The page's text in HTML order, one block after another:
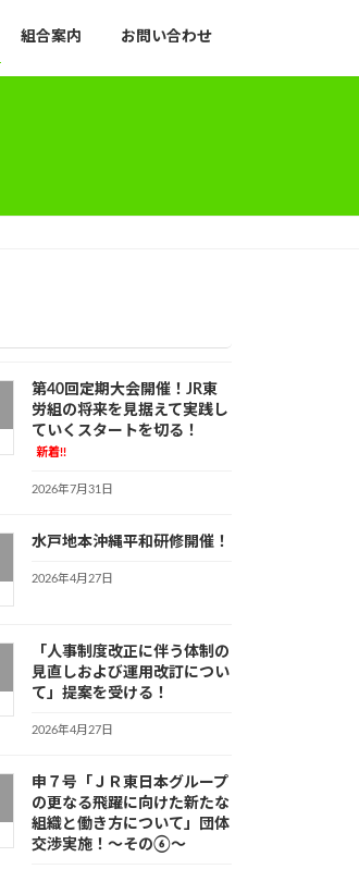
組合案内 お問い合わせ
第40回定期大会開催！JR東
労組の将来を見据えて実践し
ていくスタートを切る！
新着!!
2026年7月31日
水戸地本沖縄平和研修開催！
2026年4月27日
「人事制度改正に伴う体制の
見直しおよび運用改訂につい
て」提案を受ける！
2026年4月27日
申７号「ＪＲ東日本グループ
の更なる飛躍に向けた新たな
組織と働き方について」団体
交渉実施！～その⑥～